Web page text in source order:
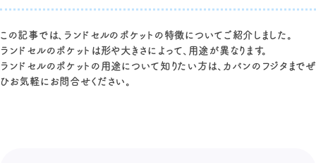
この記事では、ランドセルのポケットの特徴についてご紹介しました。
ランドセルのポケットは形や大きさによって、用途が異なります。
ランドセルのポケットの用途について知りたい方は、カバンのフジタまでぜ
ひお気軽にお問合せください。